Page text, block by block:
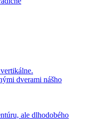
dverami nášho
ale dlhodobého